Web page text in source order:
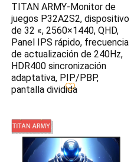
TITAN ARMY-Monitor de
juegos P32A2S2, dispositivo
de 32 «, 2560×1440, QHD,
Panel IPS rápido, frecuencia
de actualización de 240Hz,
HDR400 sincronización
adaptativa, PIP/PBP,
pantalla dividida